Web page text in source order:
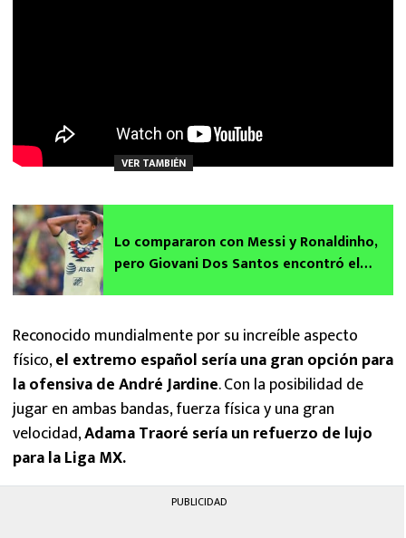
VER TAMBIÉN
Lo compararon con Messi y Ronaldinho,
pero Giovani Dos Santos encontró el
Reconocido mundialmente por su increíble aspecto
físico,el extremo español sería una gran opción para
la ofensiva de André Jardine. Con la posibilidad de
jugar en ambas bandas, fuerza física y una gran
velocidad,Adama Traoré sería un refuerzo de lujo
para la Liga MX.
PUBLICIDAD